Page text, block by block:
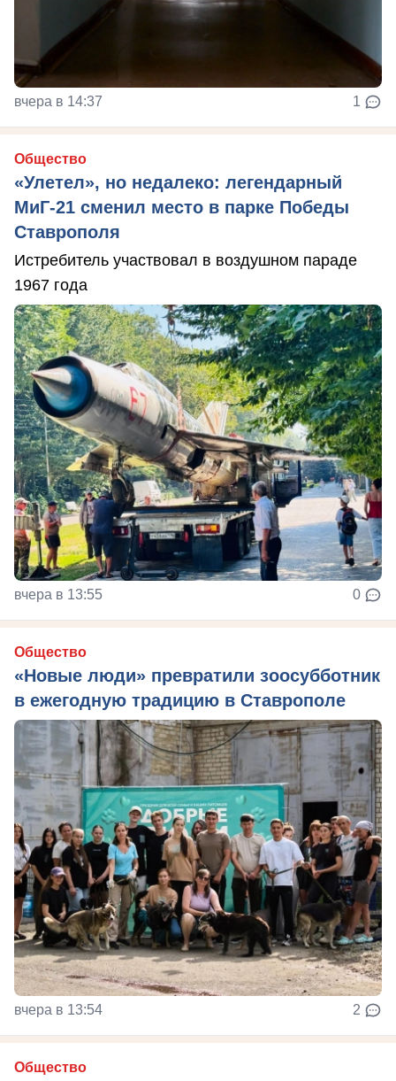
вчера в 14:37 1
Общество
«Улетел», но недалеко: легендарный
МиГ-21 сменил место в парке Победы
Ставрополя
Истребитель участвовал в воздушном параде
1967 года
вчера в 13:55 0
Общество
«Новые люди» превратили зоосубботник
в ежегодную традицию в Ставрополе
вчера в 13:54 2
Общество